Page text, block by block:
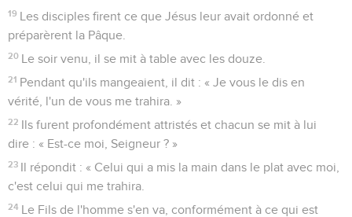
19 Les disciples firent ce que Jésus leur avait ordonné et
préparèrent la Pâque.
20 Le soir venu, il se mit à table avec les douze.
21 Pendant qu'ils mangeaient, il dit : « Je vous le dis en
vérité, l'un de vous me trahira. »
22 Ils furent profondément attristés et chacun se mit à lui
dire : « Est-ce moi, Seigneur ? »
23 Il répondit : « Celui qui a mis la main dans le plat avec moi,
c'est celui qui me trahira.
24 Le Fils de l'homme s'en va, conformément à ce qui est